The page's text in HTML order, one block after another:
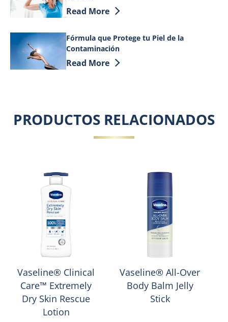
Discover more about Cómo Proteger tu
Read More
Fórmula que Protege tu Piel de la
Contaminación
Discover more about Fórmula que
Read More
PRODUCTOS RELACIONADOS
Vaseline® Clinical
Care™ Extremely
Dry Skin Rescue
Lotion
Vaseline® All-Over
Body Balm Jelly
Stick